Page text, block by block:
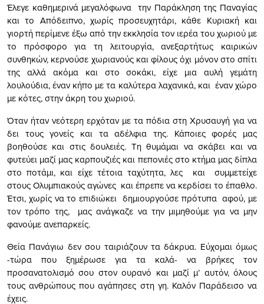
Έλεγε καθημερινά μεγαλόφωνα την Παράκληση της Παναγίας
και το Απόδειπνο, χωρίς προσευχητάρι, κάθε Κυριακή και
γιορτή περίμενε έξω από την εκκλησία τον ιερέα του χωριού με
το πρόσφορο για τη λειτουργία, ανεξαρτήτως καιρικών
συνθηκών, κερνούσε χωριανούς και φίλους όχι μόνον στο σπίτι
της αλλά ακόμα και στο σοκάκι, είχε μια αυλή γεμάτη
λουλούδια, έναν κήπο με τα καλύτερα λαχανικά, και έναν χώρο
με κότες, στην άκρη του χωριού.
Όταν ήταν νεότερη ερχόταν με τα πόδια στη Χρυσαυγή για να
δει τους γονείς και τα αδέλφια της. Κάποιες φορές μας
βοηθούσε και στις δουλειές. Τη θυμάμαι να σκάβει και να
φυτεύει μαζί μας καρπουζιές και πεπονιές στο κτήμα μας δίπλα
στο ποτάμι, και είχε τέτοια ταχύτητα, λες και συμμετείχε
στους Ολυμπιακούς αγώνες και έπρεπε να κερδίσει το έπαθλο.
Έτσι, χωρίς να το επιδιώκει δημιουργούσε πρότυπα αφού, με
τον τρόπο της, μας ανάγκαζε να την μιμηθούμε για να μην
φανούμε ανεπαρκείς.
Θεία Πανάγιω δεν σου ταιριάζουν τα δάκρυα. Εύχομαι όμως
-τώρα που ξημέρωσε για τα καλά- να βρήκες τον
προσανατολισμό σου στον ουρανό και μαζί μ’ αυτόν, όλους
τους ανθρώπους που αγάπησες στη γη. Καλόν Παράδεισο να
έχεις.